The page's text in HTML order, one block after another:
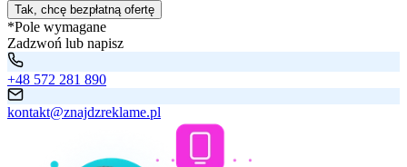
Tak, chcę bezpłatną ofertę
*Pole wymagane
Zadzwoń lub napisz
+48 572 281 890
kontakt@znajdzreklame.pl